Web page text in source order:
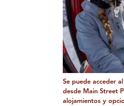
Se puede acceder
desde Main Street
alojamientos y